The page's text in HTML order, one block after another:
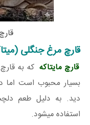
قارچ مرغ جنگلی
قارچ مایتاکه که به
بسیار محبوب است اما
دید. به دلیل طعم
استفاده میشود.